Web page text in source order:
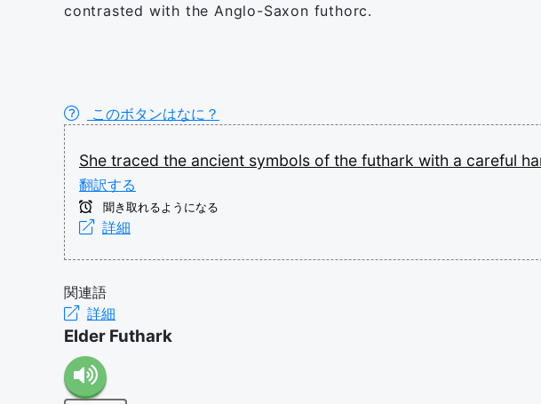
contrasted with the Anglo-Saxon futhorc.
このボタンはなに？
She traced the ancient symbols of the futhark with a careful
翻訳する
聞き取れるようになる
詳細
関連語
詳細
Elder Futhark